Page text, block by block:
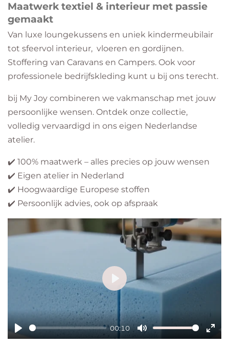
Maatwerk textiel & interieur met passie
gemaakt
Van luxe loungekussens en uniek kindermeubilair
tot sfeervol interieur, vloeren en gordijnen.
Stoffering van Caravans en Campers. Ook voor
professionele bedrijfskleding kunt u bij ons terecht.
bij My Joy combineren we vakmanschap met jouw
persoonlijke wensen. Ontdek onze collectie,
volledig vervaardigd in ons eigen Nederlandse
atelier.
✔️ 100% maatwerk – alles precies op jouw wensen
✔️ Eigen atelier in Nederland
✔️ Hoogwaardige Europese stoffen
✔️ Persoonlijk advies, ook op afspraak
P
00:10
M
E
P
a
y